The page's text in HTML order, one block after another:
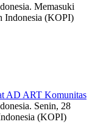
Memasuki
Indonesia (KOPI)
AD ART Komunitas
Senin, 28
(KOPI)